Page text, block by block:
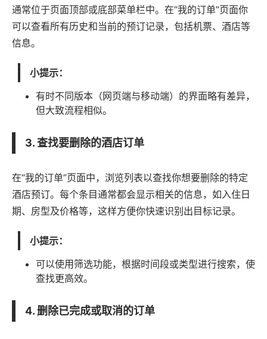
通常位于页面顶部或底部菜单栏中。在“我的订单”页面你
可以查看所有历史和当前的预订记录，包括机票、酒店等
信息。
小提示：
有时不同版本（网页端与移动端）的界面略有差异，
但大致流程相似。
3. 查找要删除的酒店订单
在“我的订单”页面中，浏览列表以查找你想要删除的特定
酒店预订。每个条目通常都会显示相关的信息，如入住日
期、房型及价格等，这样方便你快速识别出目标记录。
小提示：
可以使用筛选功能，根据时间段或类型进行搜索，使
查找更高效。
4. 删除已完成或取消的订单